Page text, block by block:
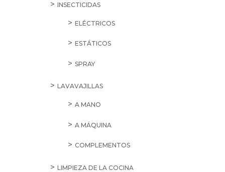
INSECTICIDAS
ELÉCTRICOS
ESTÁTICOS
SPRAY
LAVAVAJILLAS
A MANO
A MÁQUINA
COMPLEMENTOS
LIMPIEZA DE LA COCINA